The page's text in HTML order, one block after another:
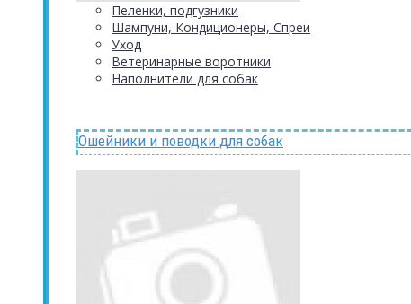
Пеленки, подгузники
Шампуни, Кондиционеры, Спреи
Уход
Ветеринарные воротники
Наполнители для собак
Ошейники и поводки для собак